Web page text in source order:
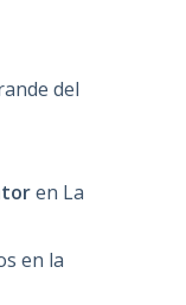
del
en La
en la